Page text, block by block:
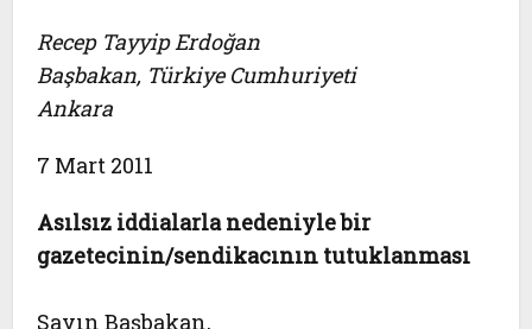
Recep Tayyip Erdoğan
Başbakan, Türkiye Cumhuriyeti
Ankara
7 Mart 2011
Asılsız iddialarla nedeniyle bir
gazetecinin/sendikacının tutuklanması
Sayın Başbakan,